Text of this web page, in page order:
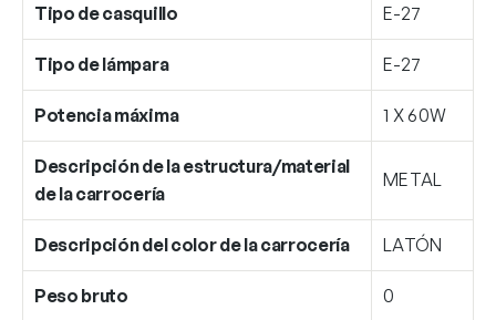
Tipo de casquillo E-27
Tipo de lámpara E-27
Potencia máxima 1 X 60W
Descripción de la estructura/material
de la carrocería
METAL
Descripción del color de la carrocería LATÓN
Peso bruto 0